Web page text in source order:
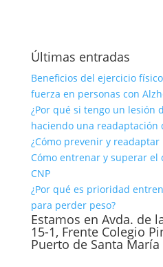
Últimas entradas
Beneficios del ejercicio
fuerza en personas con
¿Por qué si tengo un lesión
haciendo una readaptación
¿Cómo prevenir y
Cómo entrenar y superar
CNP
¿Por qué es prioridad
para perder peso?
Estamos en Avda. de
15-1, Frente Colegio
Puerto de Santa María